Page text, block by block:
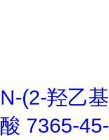
N-(2-羟乙
酸 7365-